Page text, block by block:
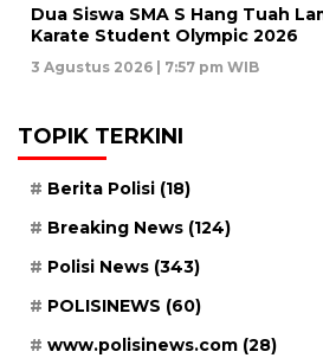
Dua Siswa SMA S Hang Tuah
Karate Student Olympic 2026
3 Agustus 2026 | 7:57 pm WIB
TOPIK TERKINI
Berita Polisi (18)
Breaking News (124)
Polisi News (343)
POLISINEWS (60)
www.polisinews.com (28)